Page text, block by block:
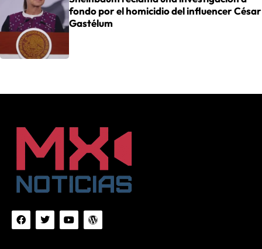
fondo por el homicidio del influencer César
Gastélum